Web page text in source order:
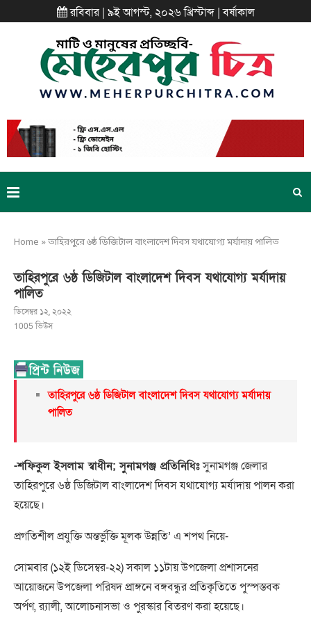
রবিবার | ৯ই আগস্ট, ২০২৬ খ্রিস্টাব্দ | বর্ষাকাল
Home »তাহিরপুরে ৬ষ্ঠ ডিজিটাল বাংলাদেশ দিবস যথাযোগ্য মর্যাদায় পালিত
তাহিরপুরে ৬ষ্ঠ ডিজিটাল বাংলাদেশ দিবস যথাযোগ্য মর্যাদায়
পালিত
ডিসেম্বর ১২, ২০২২
1005ভিউস
তাহিরপুরে ৬ষ্ঠ ডিজিটাল বাংলাদেশ দিবস যথাযোগ্য মর্যাদায়
পালিত
-শফিকুল ইসলাম স্বাধীন; সুনামগঞ্জ প্রতিনিধিঃসুনামগঞ্জ জেলার
তাহিরপুরে ৬ষ্ঠ ডিজিটাল বাংলাদেশ দিবস যথাযোগ্য মর্যাদায় পালন করা
হয়েছে।
প্রগতিশীল প্রযুক্তি অন্তর্ভুক্তি মূলক উন্নতি’ এ শপথ নিয়ে-
সোমবার (১২ই ডিসেম্বর-২২) সকাল ১১টায় উপজেলা প্রশাসনের
আয়োজনে উপজেলা পরিষদ প্রাঙ্গনে বঙ্গবন্ধুর প্রতিকৃতিতে পুস্পস্তবক
অর্পণ, র‍্যালী, আলোচনাসভা ও পুরস্কার বিতরণ করা হয়েছে।